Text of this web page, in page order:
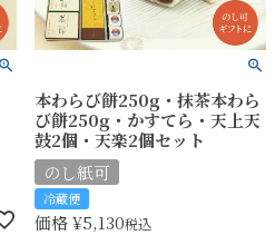
本わらび餅250g・抹茶本わら
び餅250g・かすてら・天上天
鼓2個・天楽2個セット
のし紙可
冷蔵便
価格¥5,130税込